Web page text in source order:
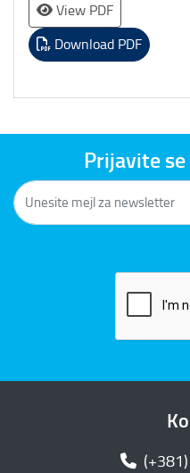
View PDF
Download PDF
Prijavite